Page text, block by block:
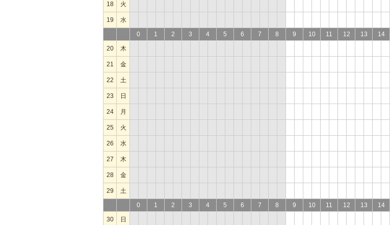
18 火
19 水
0
1 2 3 4 5 6 7 8 9 10 11 12 13 14
20
木
21 金
22 土
23 日
24 月
25 火
26 水
27 木
28 金
29 土
0
1 2 3 4 5 6 7 8 9 10 11 12 13 14
30
日